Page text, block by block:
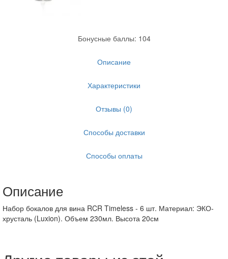
Бонусные баллы: 104
Описание
Характеристики
Отзывы (0)
Способы доставки
Способы оплаты
Описание
Набор бокалов для вина RCR Timeless - 6 шт. Материал: ЭКО-
хрусталь (Luxion). Объем 230мл. Высота 20см